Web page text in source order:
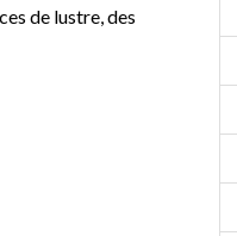
de lustre, des